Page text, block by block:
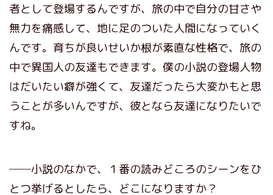
者として登場するんですが、旅の中で自分の甘さや
無力を痛感して、地に足のついた人間になっていく
んです。育ちが良いせいか根が素直な性格で、旅の
中で異国人の友達もできます。僕の小説の登場人物
はだいたい癖が強くて、友達だったら大変かもと思
うことが多いんですが、彼となら友達になりたいで
すね。
──小説のなかで、１番の読みどころのシーンをひ
とつ挙げるとしたら、どこになりますか？